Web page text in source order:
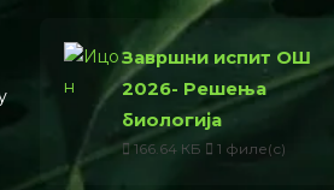
Завршни испит ОШ
2026- Решења
биологија
166.64 КБ 1 филе(с)